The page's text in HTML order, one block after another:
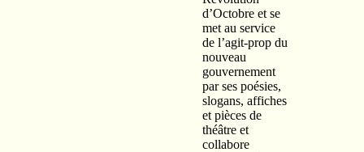
d’Octobre et se
met au service
de l’agit-prop du
nouveau
gouvernement
par ses poésies,
slogans, affiches
et pièces de
théâtre et
collabore